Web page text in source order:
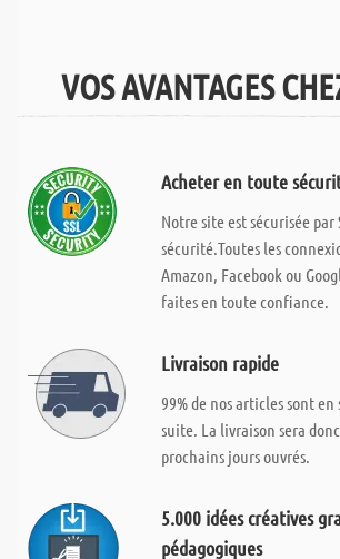
VOS AVANTAGES
Acheter en toute
Notre site est sécurisée par
sécurité.Toutes les
Amazon, Facebook ou
faites en toute confiance.
Livraison rapide
99% de nos articles sont
suite. La livraison sera
prochains jours ouvrés.
5.000 idées créatives
pédagogiques